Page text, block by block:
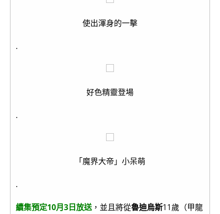
使出渾身的一擊
.
好色精靈登場
.
「魔界大帝」小呆萌
.
續集預定10月3日放送，並且將從魯迪烏斯11歲（甲龍